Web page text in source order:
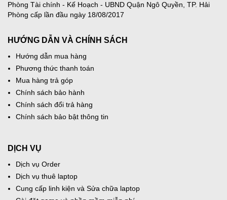
Phòng Tài chính - Kế Hoạch - UBND Quận Ngô Quyền, TP. Hải
Phòng cấp lần đầu ngày 18/08/2017
HƯỚNG DẪN VÀ CHÍNH SÁCH
Hướng dẫn mua hàng
Phương thức thanh toán
Mua hàng trả góp
Chính sách bảo hành
Chính sách đổi trả hàng
Chính sách bảo bật thông tin
DỊCH VỤ
Dịch vụ Order
Dịch vụ thuê laptop
Cung cấp linh kiện và Sửa chữa laptop